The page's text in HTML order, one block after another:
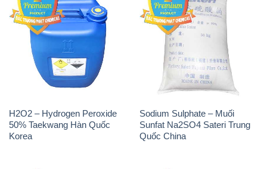
H2O2 – Hydrogen Peroxide
50% Taekwang Hàn Quốc
Korea
Sodium Sulphate – Muối
Sunfat Na2SO4 Sateri Trung
Quốc China